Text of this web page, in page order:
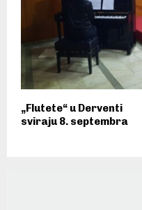
„Flutete“ u Derventi
sviraju 8. septembra